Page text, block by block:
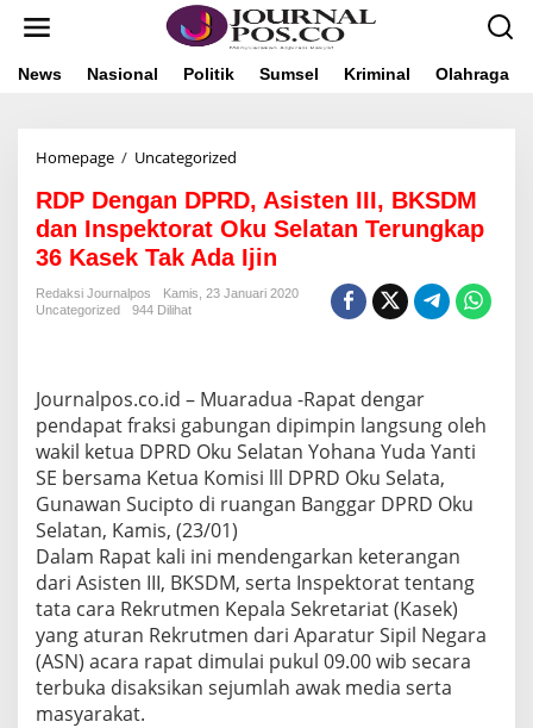
News Nasional Politik Sumsel Kriminal Olahraga
Homepage / Uncategorized
P
D
e
n
g
R
,
A
s
i
e
n
I
I
,
B
RDP Dengan DPRD, Asisten III, BKSDM
dan Inspektorat Oku Selatan Terungkap
36 Kasek Tak Ada Ijin
Redaksi Journalpos
Kamis, 23 Januari 2020
Uncategorized
944 Dilihat
Journalpos.co.id – Muaradua -Rapat dengar
pendapat fraksi gabungan dipimpin langsung oleh
wakil ketua DPRD Oku Selatan Yohana Yuda Yanti
SE bersama Ketua Komisi lll DPRD Oku Selata,
Gunawan Sucipto di ruangan Banggar DPRD Oku
Selatan, Kamis, (23/01)
Dalam Rapat kali ini mendengarkan keterangan
dari Asisten III, BKSDM, serta Inspektorat tentang
tata cara Rekrutmen Kepala Sekretariat (Kasek)
yang aturan Rekrutmen dari Aparatur Sipil Negara
(ASN) acara rapat dimulai pukul 09.00 wib secara
terbuka disaksikan sejumlah awak media serta
masyarakat.